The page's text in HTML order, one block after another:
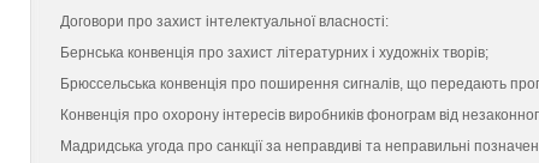
Договори про захист інтелектуальної власності:
Бернська конвенція про захист літературних і художніх творів;
Брюссельська конвенція про поширення сигналів, що передають
Конвенція про охорону інтересів виробників фонограм від
Мадридська угода про санкції за неправдиві та неправильні